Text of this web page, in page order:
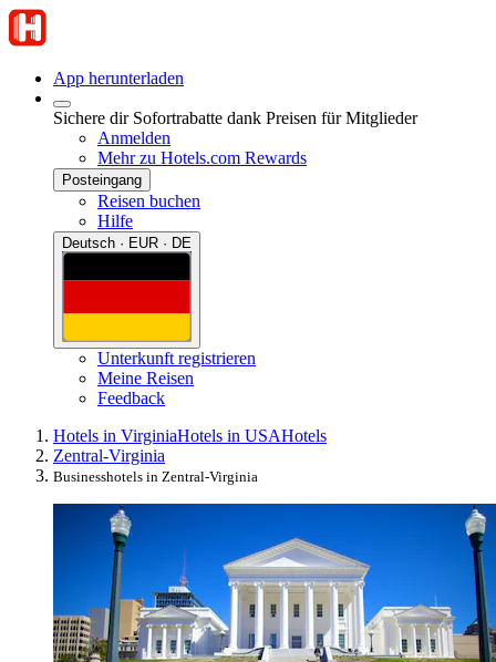
App herunterladen
Sichere dir Sofortrabatte dank Preisen für Mitglieder
Anmelden
Mehr zu Hotels.com Rewards
Posteingang
Reisen buchen
Hilfe
Deutsch · EUR · DE
Unterkunft registrieren
Meine Reisen
Feedback
Hotels in VirginiaHotels in USAHotels
Zentral-Virginia
Businesshotels in Zentral-Virginia